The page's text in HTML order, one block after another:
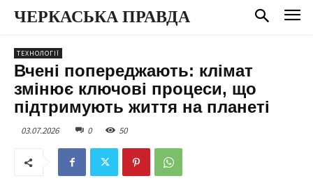
ЧЕРКАСЬКА ПРАВДА
ТЕХНОЛОГІЇ
Вчені попереджають: клімат
змінює ключові процеси, що
підтримують життя на планеті
03.07.2026 0 50